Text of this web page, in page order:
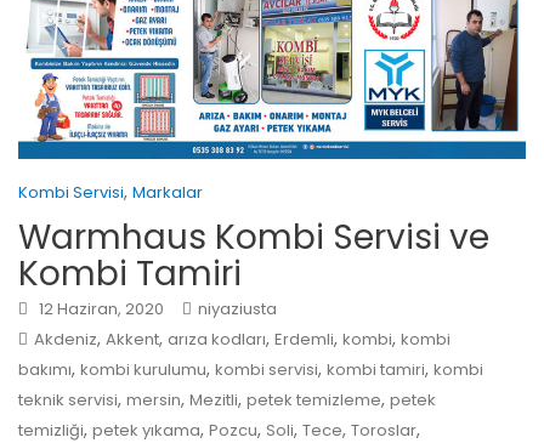
Kombi Servisi, Markalar
Warmhaus Kombi Servisi ve
Kombi Tamiri
12 Haziran, 2020
niyaziusta
Akdeniz, Akkent, arıza kodları, Erdemli, kombi, kombi
bakımı, kombi kurulumu, kombi servisi, kombi tamiri, kombi
teknik servisi, mersin, Mezitli, petek temizleme, petek
temizliği, petek yıkama, Pozcu, Soli, Tece, Toroslar,